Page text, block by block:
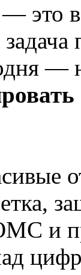
это
—
и